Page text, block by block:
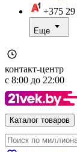
+375 29
Еще
контакт-центр
с 8:00 до 22:00
Каталог товаров